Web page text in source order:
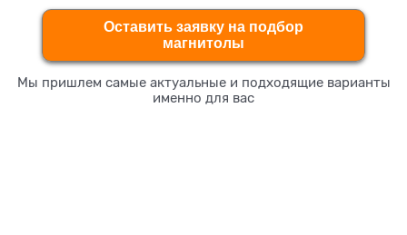
Оставить заявку на подбор
магнитолы
Мы пришлем самые актуальные и подходящие варианты
именно для вас